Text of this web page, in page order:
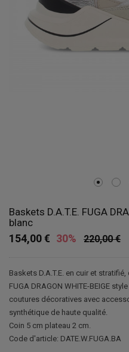
Baskets D.A.T.E. FUGA
blanc
220,00 €
154,00 € 30%
Baskets D.A.T.E. en cuir et
FUGA DRAGON WHITE-BEIGE
coutures décoratives avec
synthétique de haute qualité.
Coin 5 cm plateau 2 cm.
Code d'article: DATE.W.FUGA.BA